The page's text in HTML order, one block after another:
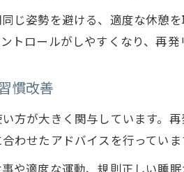
じ姿勢を避ける、適度な休憩
トロールがしやすくなり、再発
慣改善
方が大きく関与しています。
わせたアドバイスを行っていま
や適度な運動、規則正しい睡